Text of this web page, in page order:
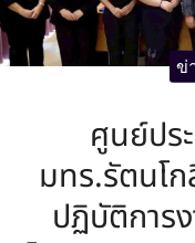
ข่
ศูนย์ปร
มทร.รัตนโ
ปฏิบัติการ